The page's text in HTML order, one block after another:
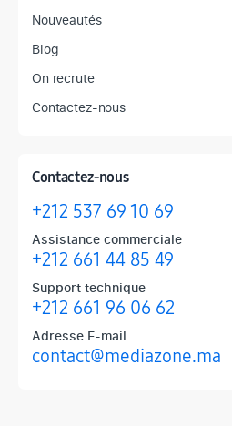
Nouveautés
Blog
On recrute
Contactez-nous
Contactez-nous
+212 537 69 10 69
Assistance commerciale
+212 661 44 85 49
Support technique
+212 661 96 06 62
Adresse E-mail
contact@mediazone.ma